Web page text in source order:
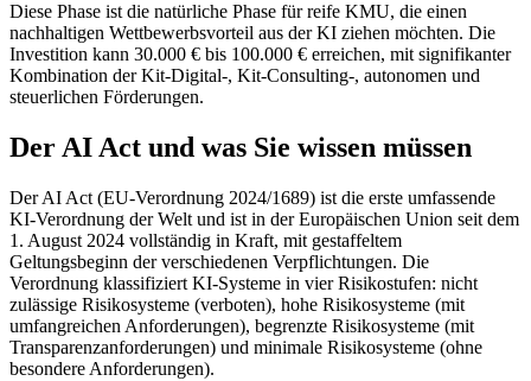
Diese Phase ist die natürliche Phase für reife KMU, die einen
nachhaltigen Wettbewerbsvorteil aus der KI ziehen möchten. Die
Investition kann 30.000 € bis 100.000 € erreichen, mit signifikanter
Kombination der Kit-Digital-, Kit-Consulting-, autonomen und
steuerlichen Förderungen.
Der AI Act und was Sie wissen müssen
Der AI Act (EU-Verordnung 2024/1689) ist die erste umfassende
KI-Verordnung der Welt und ist in der Europäischen Union seit dem
1. August 2024 vollständig in Kraft, mit gestaffeltem
Geltungsbeginn der verschiedenen Verpflichtungen. Die
Verordnung klassifiziert KI-Systeme in vier Risikostufen: nicht
zulässige Risikosysteme (verboten), hohe Risikosysteme (mit
umfangreichen Anforderungen), begrenzte Risikosysteme (mit
Transparenzanforderungen) und minimale Risikosysteme (ohne
besondere Anforderungen).